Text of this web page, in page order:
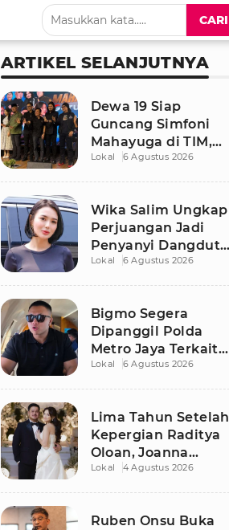
CARI
ARTIKEL SELANJUTNYA
Dewa 19 Siap
Guncang Simfoni
Mahayuga di TIM,
Bawakan Lagu
Lokal 6 Agustus 2026
Wika Salim Ungkap
Perjuangan Jadi
Penyanyi Dangdut
Sejak SMP, Pernah
Lokal 6 Agustus 2026
Bigmo Segera
Dipanggil Polda
Metro Jaya Terkait
Dugaan Libatkan
Lokal 6 Agustus 2026
Lima Tahun Setelah
Kepergian Raditya
Oloan, Joanna
Alexandra Kembali
Lokal 4 Agustus 2026
Ruben Onsu Buka